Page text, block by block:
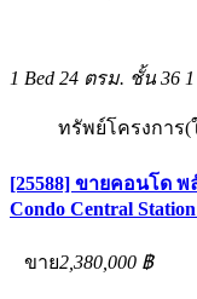
1 Bed 24 ตรม. ชั้น 36
ทรัพย์โครงการ(
[25588] ขายคอนโด
Condo Central Station
ขาย2,380,000 ฿